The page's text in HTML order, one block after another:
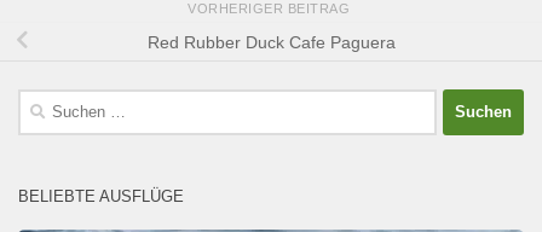
VORHERIGER BEITRAG
Red Rubber Duck Cafe Paguera
Suchen
BELIEBTE AUSFLÜGE